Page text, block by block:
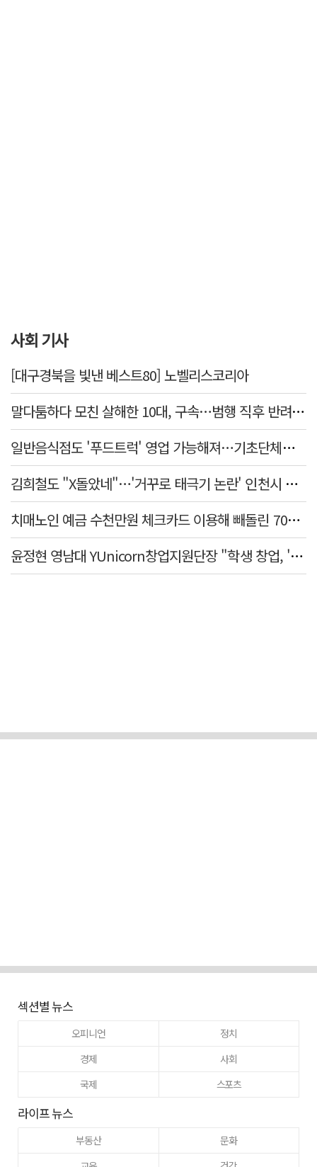
사회 기사
[대구경북을 빛낸 베스트80] 노벨리스코리아
말다툼하다 모친 살해한 10대, 구속…범행 직후 반려견도 죽여
일반음식점도 '푸드트럭' 영업 가능해져…기초단체별 조례 개정 움직임
김희철도 "X돌았네"…'거꾸로 태극기 논란' 인천시 현수막, 이틀 만에 철거
치매노인 예금 수천만원 체크카드 이용해 빼돌린 70대 간병인, 집행유예
윤정현 영남대 YUnicorn창업지원단장 "학생 창업, '팀 빌딩'이 제일 중요"
섹션별 뉴스
오피니언
정치
경제
사회
국제
스포츠
라이프 뉴스
부동산
문화